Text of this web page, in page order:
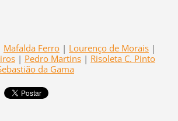
Mafalda Ferro | Lourenço de Morais |
| Pedro Martins | Risoleta C. Pinto
da Gama